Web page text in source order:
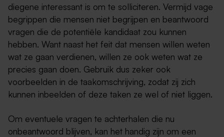
diegene interessant is om te solliciteren. Vermijd vage
begrippen die mensen niet begrijpen en beantwoord
vragen die de potentiële kandidaat zou kunnen
hebben. Want naast het feit dat mensen willen weten
wat ze gaan verdienen, willen ze ook weten wat ze
precies gaan doen. Gebruik dus zeker ook
voorbeelden in de taakomschrijving, zodat zij zich
kunnen inbeelden of deze taken ze wel of niet liggen.
Om eventuele vragen te achterhalen die nu
onbeantwoord blijven, kan het handig zijn om een